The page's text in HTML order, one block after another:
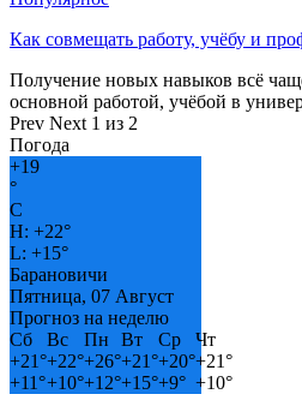
Как совмещать работу, учёбу и
Получение новых навыков всё
основной работой, учёбой в
Prev Next 1 из 2
Погода
+19
°
C
H: +22°
L: +15°
Барановичи
Пятница, 07 Август
Прогноз на неделю
Сб
Вс Пн Вт Ср
Чт
+21°+22°+26°+21°+20°+21°
+11°+10°+12°+15°+9° +10°